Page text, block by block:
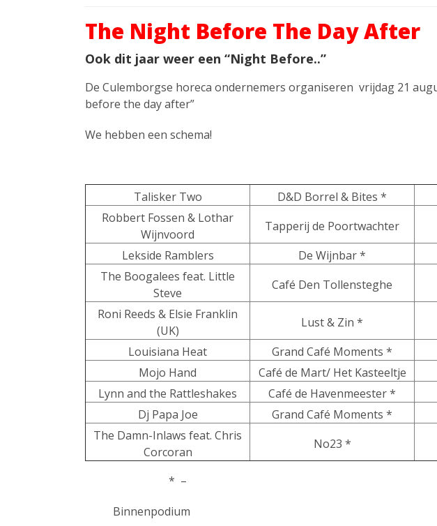
The Night Before The Day After
Ook dit jaar weer een “Night Before..”
De Culemborgse horeca ondernemers organiseren vrijdag 21
before the day after”
We hebben een schema!
Talisker Two D&D Borrel & Bites *
Robbert Fossen & Lothar
Wijnvoord
Tapperij de Poortwachter
Lekside Ramblers
De Wijnbar *
The Boogalees feat. Little
Steve
Café Den Tollensteghe
Roni Reeds & Elsie Franklin
(UK)
Lust & Zin *
Louisiana Heat
Grand Café Moments *
Mojo Hand
Café de Mart/ Het Kasteeltje
Lynn and the Rattleshakes
Café de Havenmeester *
Dj Papa Joe
Grand Café Moments *
The Damn-Inlaws feat. Chris
Corcoran
No23 *
* –
Binnenpodium